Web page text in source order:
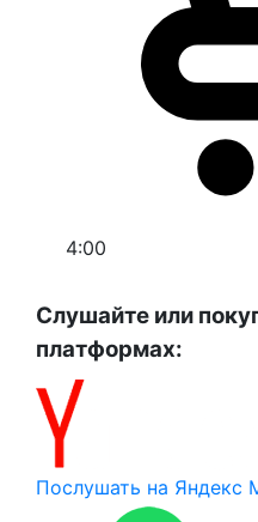
4:00
Слушайте или
платформах:
Послушать на Яндекс